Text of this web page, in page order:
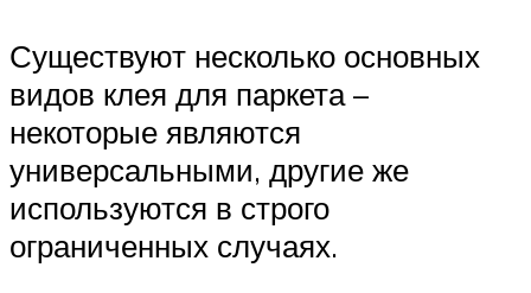
Существуют несколько основных
видов клея для паркета –
некоторые являются
универсальными, другие же
используются в строго
ограниченных случаях.